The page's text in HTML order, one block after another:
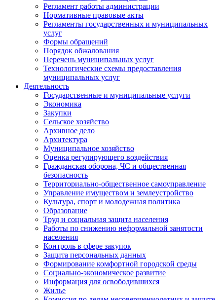
Регламент работы администрации
Нормативные правовые акты
Регламенты государственных и муниципальных
услуг
Формы обращений
Порядок обжалования
Перечень муниципальных услуг
Технологические схемы предоставления
муниципальных услуг
Деятельность
Государственные и муниципальные услуги
Экономика
Закупки
Сельское хозяйство
Архивное дело
Архитектура
Муниципальное хозяйство
Оценка регулирующего воздействия
Гражданская оборона, ЧС и общественная
безопасность
Территориально-общественное самоуправление
Управление имуществом и землеустройство
Культура, спорт и молодежная политика
Образование
Труд и социальная защита населения
Работы по снижению неформальной занятости
населения
Контроль в сфере закупок
Защита персональных данных
Формирование комфортной городской среды
Социально-экономическое развитие
Информация для освободившихся
Жилье